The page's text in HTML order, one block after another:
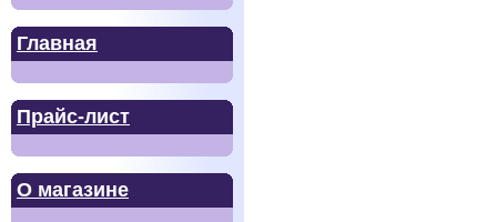
Главная
Прайс-лист
О магазине